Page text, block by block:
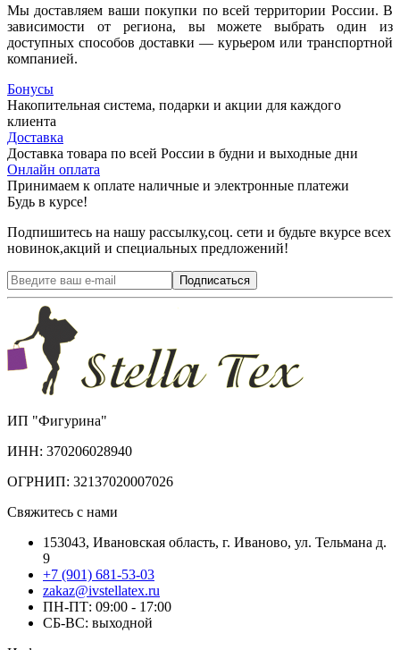
Мы доставляем ваши покупки по всей территории России. В
зависимости от региона, вы можете выбрать один из
доступных способов доставки — курьером или транспортной
компанией.
Бонусы
Накопительная система, подарки и акции для каждого
клиента
Доставка
Доставка товара по всей России в будни и выходные дни
Онлайн оплата
Принимаем к оплате наличные и электронные платежи
Будь в курсе!
Подпишитесь на нашу рассылку,соц. сети и будьте вкурсе всех
новинок,акций и специальных предложений!
Подписаться
ИП "Фигурина"
ИНН: 370206028940
ОГРНИП: 32137020007026
Свяжитесь с нами
153043, Ивановская область, г. Иваново, ул. Тельмана д.
9
+7 (901) 681-53-03
zakaz@ivstellatex.ru
ПН-ПТ: 09:00 - 17:00
СБ-ВС: выходной